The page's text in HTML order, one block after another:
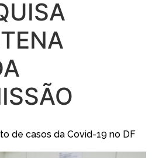
de casos da Covid-19 no DF